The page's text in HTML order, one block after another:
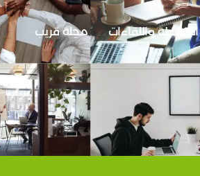
الأنشطة واللقاءات مجلة قريب